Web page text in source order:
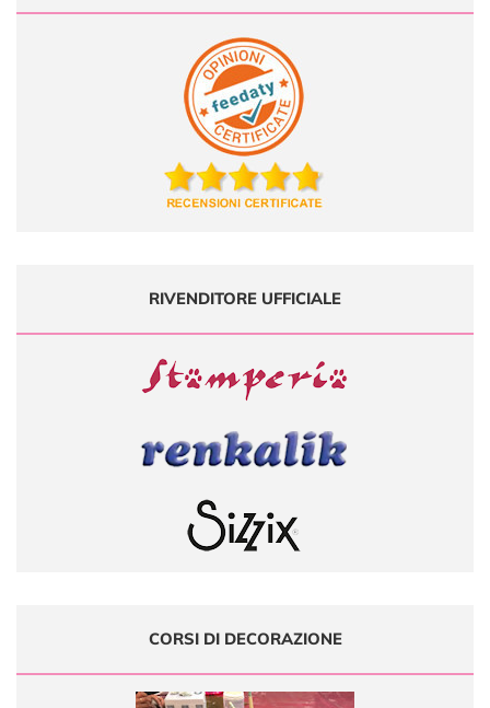
RIVENDITORE UFFICIALE
CORSI DI DECORAZIONE